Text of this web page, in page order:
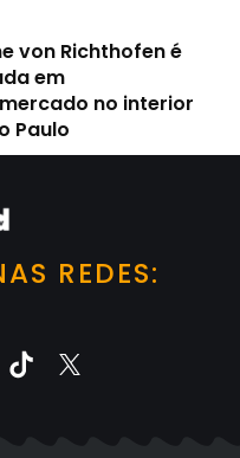
von Richthofen é
em
no interior
Paulo
REDES: